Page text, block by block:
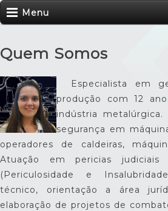
Menu
Quem Somos
Especialista em
produção com 12
indústria
segurança em
operadores de caldeiras,
Atuação em pericias judiciais
(Periculosidade e
técnico, orientação a área
elaboração de projetos de